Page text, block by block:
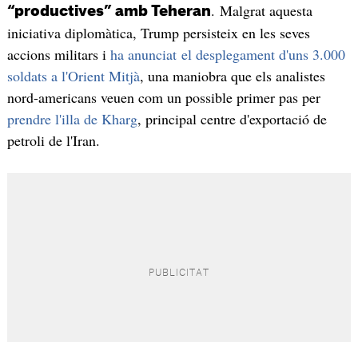
“productives” amb Teheran. Malgrat aquesta
iniciativa diplomàtica, Trump persisteix en les seves
accions militars i ha anunciat el desplegament d'uns 3.000
soldats a l'Orient Mitjà, una maniobra que els analistes
nord-americans veuen com un possible primer pas per
prendre l'illa de Kharg, principal centre d'exportació de
petroli de l'Iran.